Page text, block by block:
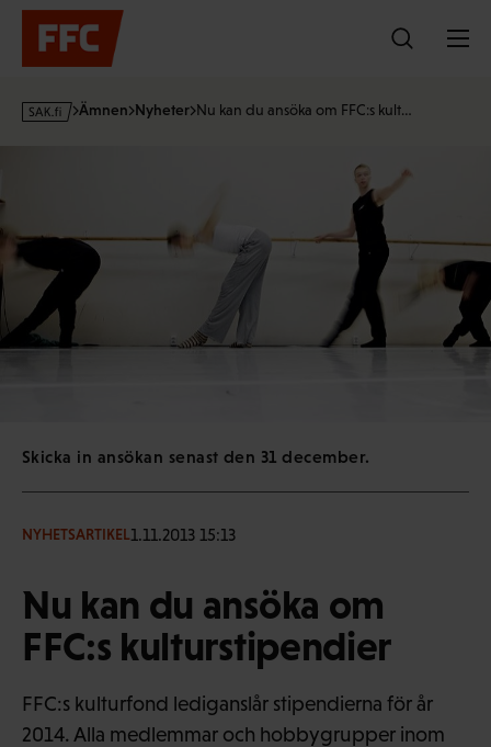
Hoppa
innehållet
s
Ämnen Nyheter Nu kan du ansöka om FFC:s kult…
Skicka in ansökan senast den 31 december.
NYHETSARTIKEL1.11.2013 15:13
Nu kan du ansöka om
FFC:s kulturstipendier
FFC:s kulturfond lediganslår stipendierna för år
2014. Alla medlemmar och hobbygrupper inom